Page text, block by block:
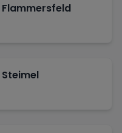
Flammersfeld
Steimel